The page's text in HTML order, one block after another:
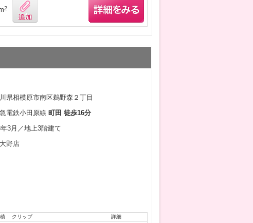
2
県相模原市南区鵜野森２丁目
電鉄小田原線 町田 徒歩16分
3月／地上3階建て
野店
クリップ 詳細